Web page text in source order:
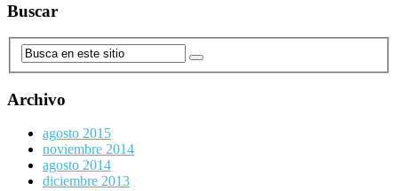
Buscar
Archivo
agosto 2015
noviembre 2014
agosto 2014
diciembre 2013